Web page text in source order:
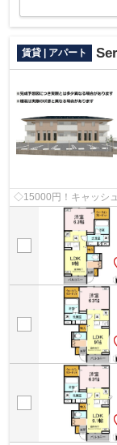
賃貸 | アパート
◇15000円！キャッシ